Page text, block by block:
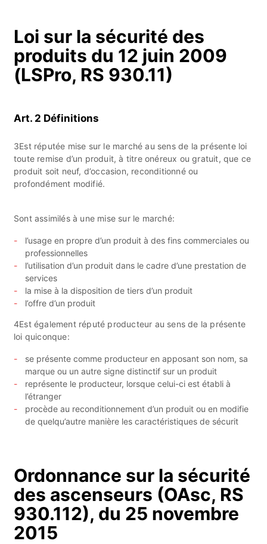
Loi sur la sécurité des
produits du 12 juin 2009
(LSPro, RS 930.11)
Art. 2 Définitions
3Est réputée mise sur le marché au sens de la présente loi
toute remise d’un produit, à titre onéreux ou gratuit, que ce
produit soit neuf, d’occasion, reconditionné ou
profondément modifié.
Sont assimilés à une mise sur le marché:
l’usage en propre d’un produit à des fins commerciales ou
professionnelles
l’utilisation d’un produit dans le cadre d’une prestation de
services
la mise à la disposition de tiers d’un produit
l’offre d’un produit
4Est également réputé producteur au sens de la présente
loi quiconque:
se présente comme producteur en apposant son nom, sa
marque ou un autre signe distinctif sur un produit
représente le producteur, lorsque celui-ci est établi à
l’étranger
procède au reconditionnement d’un produit ou en modifie
de quelqu’autre manière les caractéristiques de sécurit
Ordonnance sur la sécurité
des ascenseurs (OAsc, RS
930.112), du 25 novembre
2015